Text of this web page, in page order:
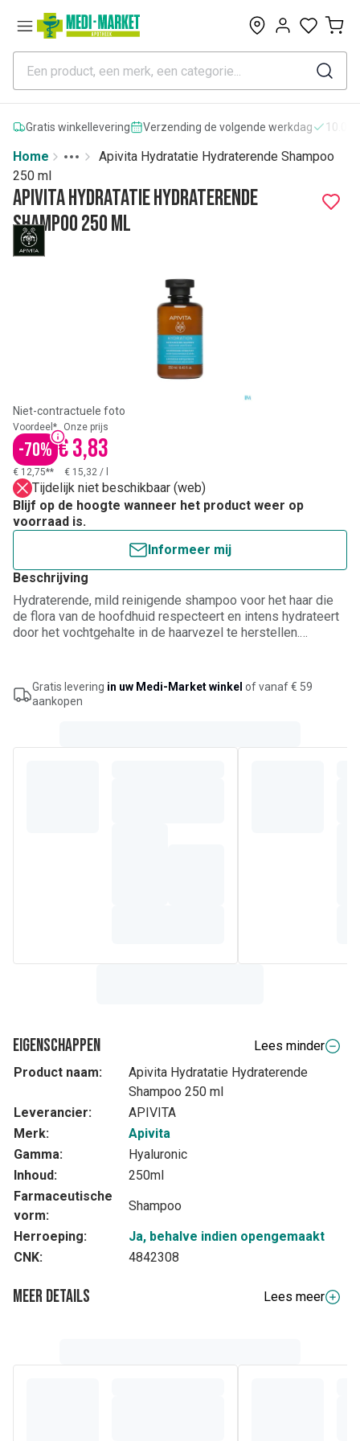
0
Gratis winkellevering Verzending de volgende werkdag
Home
More
Toggle menu
Apivita Hydratatie Hydraterende Shampoo
250 ml
Apivita Hydratatie Hydraterende
Shampoo 250 ml
Niet-contractuele foto
Voordeel*
-70%
Onze prijs
€ 3,83
€ 12,75** € 15,32 /
Tijdelijk niet beschikbaar (web)
Blijf op de hoogte wanneer het product weer op
voorraad is.
Informeer mij
Beschrijving
Hydraterende, mild reinigende shampoo voor het haar die
de flora van de hoofdhuid respecteert en intens hydrateert
door het vochtgehalte in de haarvezel te herstellen.
tijmhoning, haverproteïne, rozemarijn- en propolisextract en
APISHIELD HS-complex. Voor licht en glad haar.
Gratis levering in uw Medi-Market winkel of vanaf € 59
aankopen
Eigenschappen
Lees minder
Product naam:
Apivita Hydratatie Hydraterende
Shampoo 250 ml
Leverancier:
APIVITA
Merk:
Apivita
Gamma:
Hyaluronic
Inhoud:
250ml
Farmaceutische
vorm:
Shampoo
Herroeping:
Ja, behalve indien opengemaakt
CNK:
4842308
Meer details
Lees meer
Reinigt het haar zachtjes en respecteert de natuurlijke flora